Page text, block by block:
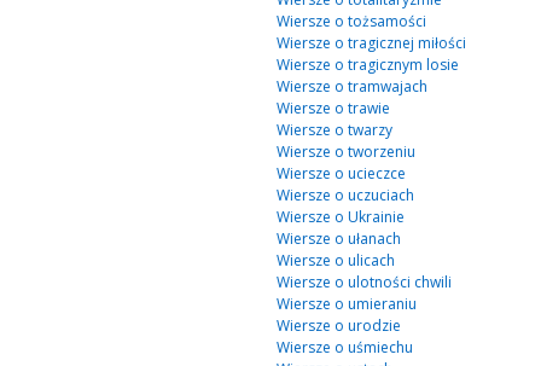
Wiersze o tożsamości
Wiersze o tragicznej miłości
Wiersze o tragicznym losie
Wiersze o tramwajach
Wiersze o trawie
Wiersze o twarzy
Wiersze o tworzeniu
Wiersze o ucieczce
Wiersze o uczuciach
Wiersze o Ukrainie
Wiersze o ułanach
Wiersze o ulicach
Wiersze o ulotności chwili
Wiersze o umieraniu
Wiersze o urodzie
Wiersze o uśmiechu